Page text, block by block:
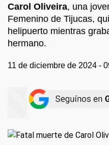
Carol Oliveira, una
Femenino de Tijucas,
helipuerto mientras
hermano.
11 de diciembre de 2024 -